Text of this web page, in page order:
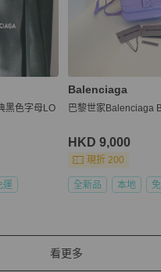
黑色字母LO
運
Balenciaga
巴黎世家Balenciaga
HKD 9,000
現折 200
全新品 本地
看更多